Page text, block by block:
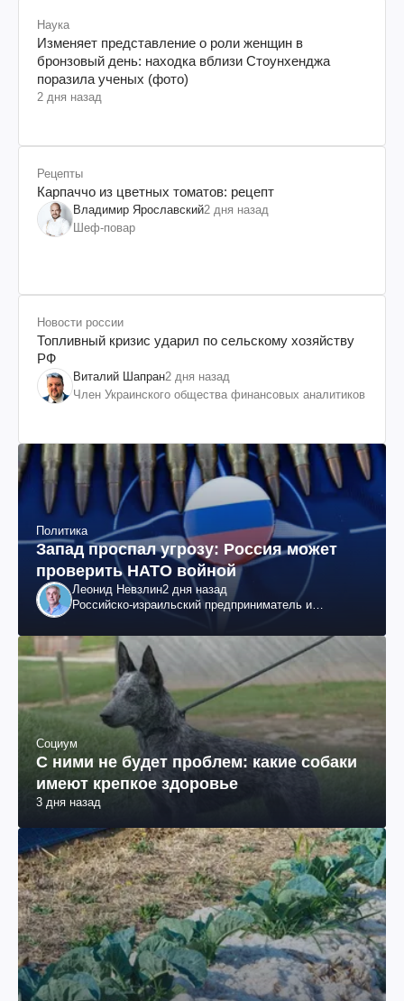
Наука
Изменяет представление о роли женщин в
бронзовый день: находка вблизи Стоунхенджа
поразила ученых (фото)
2 дня назад
Рецепты
Карпаччо из цветных томатов: рецепт
Владимир Ярославский2 дня назад
Шеф-повар
Новости россии
Топливный кризис ударил по сельскому хозяйству
РФ
Виталий Шапран2 дня назад
Член Украинского общества финансовых аналитиков
Политика
Запад проспал угрозу: Россия может
проверить НАТО войной
Леонид Невзлин2 дня назад
Российско-израильский предприниматель и
"ЮКОСа"
Социум
С ними не будет проблем: какие собаки
имеют крепкое здоровье
3 дня назад